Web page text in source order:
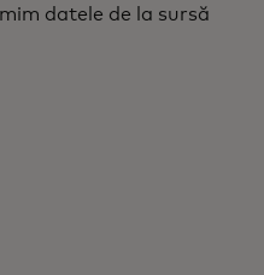
datele de la sursă